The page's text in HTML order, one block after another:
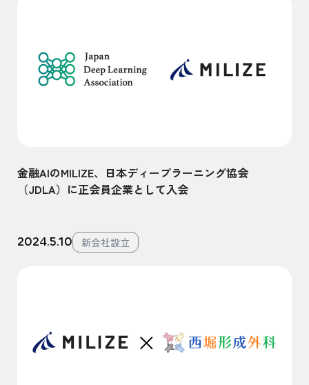
金融AIのMILIZE、日本ディープラーニング協会
（JDLA）に正会員企業として入会
2024.5.10 新会社設立